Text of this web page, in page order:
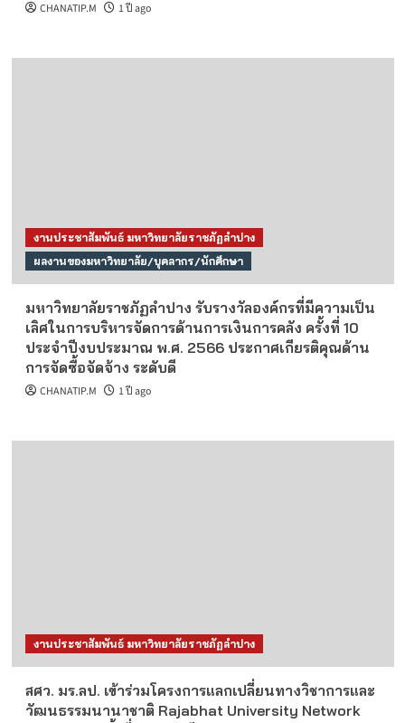
CHANATIP.M 1 ปี ago
งานประชาสัมพันธ์ มหาวิทยาลัยราชภัฏลำปาง
ผลงานของมหาวิทยาลัย/บุคลากร/นักศึกษา
มหาวิทยาลัยราชภัฏลำปาง รับรางวัลองค์กรที่มีความเป็น
เลิศในการบริหารจัดการด้านการเงินการคลัง ครั้งที่ 10
ประจำปีงบประมาณ พ.ศ. 2566 ประกาศเกียรติคุณด้าน
การจัดซื้อจัดจ้าง ระดับดี
CHANATIP.M 1 ปี ago
งานประชาสัมพันธ์ มหาวิทยาลัยราชภัฏลำปาง
สศว. มร.ลป. เข้าร่วมโครงการแลกเปลี่ยนทางวิชาการและ
วัฒนธรรมนานาชาติ Rajabhat University Network